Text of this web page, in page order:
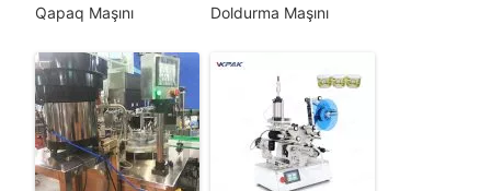
Qapaq Maşını
Doldurma Maşını